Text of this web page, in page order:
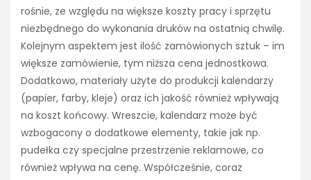
rośnie, ze względu na większe koszty pracy i sprzętu
niezbędnego do wykonania druków na ostatnią chwilę.
Kolejnym aspektem jest ilość zamówionych sztuk – im
większe zamówienie, tym niższa cena jednostkowa.
Dodatkowo, materiały użyte do produkcji kalendarzy
(papier, farby, kleje) oraz ich jakość również wpływają
na koszt końcowy. Wreszcie, kalendarz może być
wzbogacony o dodatkowe elementy, takie jak np.
pudełka czy specjalne przestrzenie reklamowe, co
również wpływa na cenę. Współcześnie, coraz